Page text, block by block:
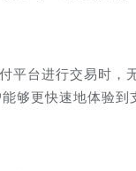
平台进行交易时
够更快速地体验到